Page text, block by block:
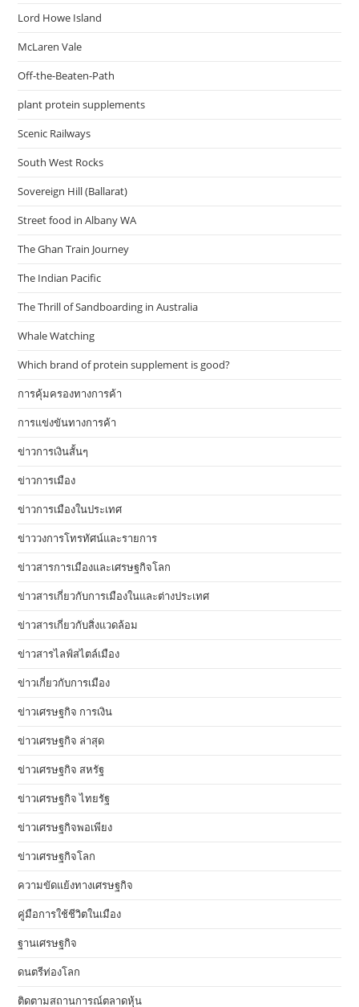
Lord Howe Island
McLaren Vale
Off-the-Beaten-Path
plant protein supplements
Scenic Railways
South West Rocks
Sovereign Hill (Ballarat)
Street food in Albany WA
The Ghan Train Journey
The Indian Pacific
The Thrill of Sandboarding in Australia
Whale Watching
Which brand of protein supplement is good?
การคุ้มครองทางการค้า
การแข่งขันทางการค้า
ข่าวการเงินสั้นๆ
ข่าวการเมือง
ข่าวการเมืองในประเทศ
ข่าววงการโทรทัศน์และรายการ
ข่าวสารการเมืองและเศรษฐกิจโลก
ข่าวสารเกี่ยวกับการเมืองในและต่างประเทศ
ข่าวสารเกี่ยวกับสิ่งแวดล้อม
ข่าวสารไลฟ์สไตล์เมือง
ข่าวเกี่ยวกับการเมือง
ข่าวเศรษฐกิจ การเงิน
ข่าวเศรษฐกิจ ล่าสุด
ข่าวเศรษฐกิจ สหรัฐ
ข่าวเศรษฐกิจ ไทยรัฐ
ข่าวเศรษฐกิจพอเพียง
ข่าวเศรษฐกิจโลก
ความขัดแย้งทางเศรษฐกิจ
คู่มือการใช้ชีวิตในเมือง
ฐานเศรษฐกิจ
ดนตรีท่องโลก
ติดตามสถานการณ์ตลาดหุ้น